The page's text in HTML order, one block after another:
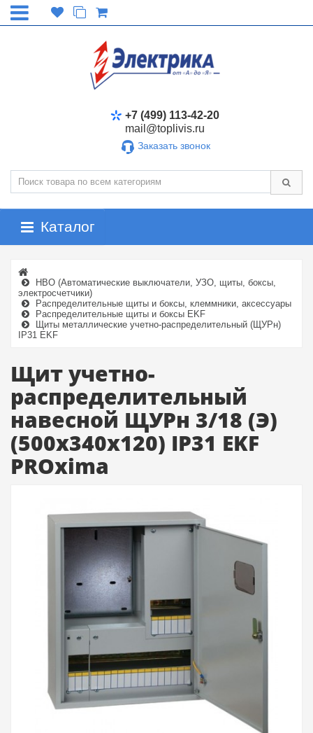
+7 (499) 113-42-20
mail@toplivis.ru
Заказать звонок
Каталог
НВО (Автоматические выключатели, УЗО, щиты, боксы,
электросчетчики)
Распределительные щиты и боксы, клеммники, аксессуары
Распределительные щиты и боксы EKF
Щиты металлические учетно-распределительный (ЩУРн)
IP31 EKF
Щит учетно-
распределительный
навесной ЩУРн 3/18 (Э)
(500х340х120) IP31 EKF
PROxima